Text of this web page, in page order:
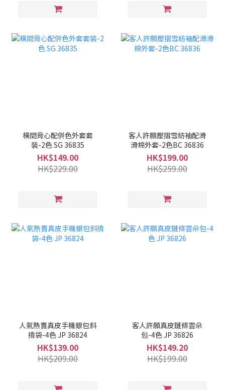
橫間背心配併色外套套
裝-2色 SG 36835
HK$149.00
HK$229.00
客人許願壓摺雪紡袖配滑
滑棉外套-2色BC 36836
HK$199.00
HK$259.00
人氣熱賣真皮手機銀包斜
揹袋-4色 JP 36824
HK$139.00
HK$209.00
客人許願真皮鏈條雲朵
包-4色 JP 36826
HK$149.20
HK$199.00